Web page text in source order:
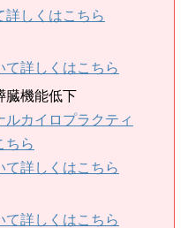
詳しくはこちら
て詳しくはこちら
臓機能低下
ルカイロプラクティ
ちら
て詳しくはこちら
て詳しくはこちら